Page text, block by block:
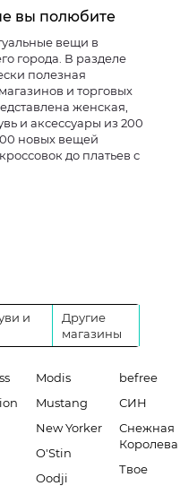
вы полюбите
вещи в
города. В разделе
полезная
и торговых
женская,
и аксессуары из 200
новых вещей
до платьев с
и
Другие
магазины
Modis
Mustang
New Yorker
O'Stin
Oodji
befree
СИН
Снежная
Королева
Твое